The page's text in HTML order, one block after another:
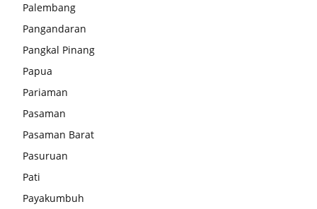
Palembang
Pangandaran
Pangkal Pinang
Papua
Pariaman
Pasaman
Pasaman Barat
Pasuruan
Pati
Payakumbuh